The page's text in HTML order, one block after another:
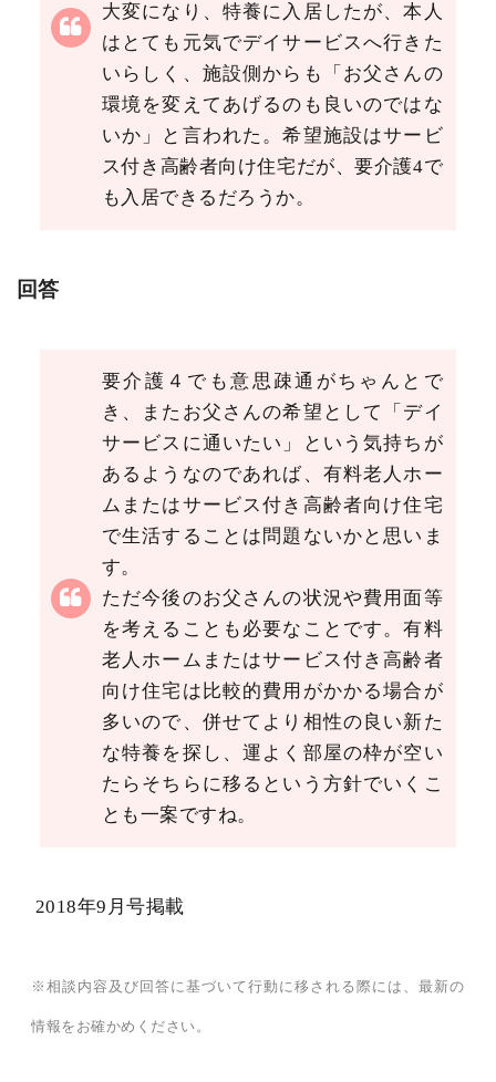
大変になり、特養に入居したが、本人
はとても元気でデイサービスへ行きた
いらしく、施設側からも「お父さんの
環境を変えてあげるのも良いのではな
いか」と言われた。希望施設はサービ
ス付き高齢者向け住宅だが、要介護4で
も入居できるだろうか。
回答
要介護４でも意思疎通がちゃんとで
き、またお父さんの希望として「デイ
サービスに通いたい」という気持ちが
あるようなのであれば、有料老人ホー
ムまたはサービス付き高齢者向け住宅
で生活することは問題ないかと思いま
す。
ただ今後のお父さんの状況や費用面等
を考えることも必要なことです。有料
老人ホームまたはサービス付き高齢者
向け住宅は比較的費用がかかる場合が
多いので、併せてより相性の良い新た
な特養を探し、運よく部屋の枠が空い
たらそちらに移るという方針でいくこ
とも一案ですね。
2018年9月号掲載
※相談内容及び回答に基づいて行動に移される際には、最新の
情報をお確かめください。